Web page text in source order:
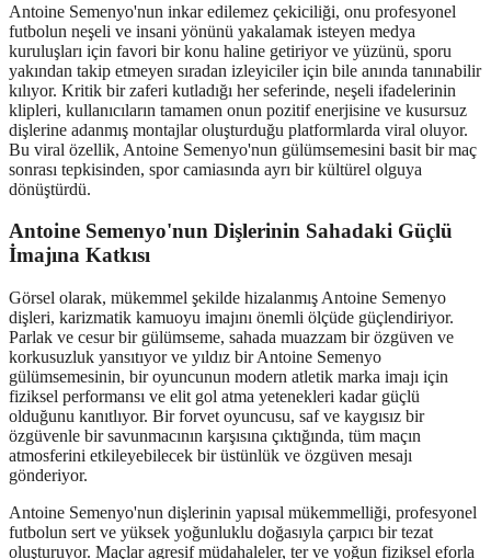
Antoine Semenyo'nun inkar edilemez çekiciliği, onu profesyonel
futbolun neşeli ve insani yönünü yakalamak isteyen medya
kuruluşları için favori bir konu haline getiriyor ve yüzünü, sporu
yakından takip etmeyen sıradan izleyiciler için bile anında tanınabilir
kılıyor. Kritik bir zaferi kutladığı her seferinde, neşeli ifadelerinin
klipleri, kullanıcıların tamamen onun pozitif enerjisine ve kusursuz
dişlerine adanmış montajlar oluşturduğu platformlarda viral oluyor.
Bu viral özellik, Antoine Semenyo'nun gülümsemesini basit bir maç
sonrası tepkisinden, spor camiasında ayrı bir kültürel olguya
dönüştürdü.
Antoine Semenyo'nun Dişlerinin Sahadaki Güçlü
İmajına Katkısı
Görsel olarak, mükemmel şekilde hizalanmış Antoine Semenyo
dişleri, karizmatik kamuoyu imajını önemli ölçüde güçlendiriyor.
Parlak ve cesur bir gülümseme, sahada muazzam bir özgüven ve
korkusuzluk yansıtıyor ve yıldız bir Antoine Semenyo
gülümsemesinin, bir oyuncunun modern atletik marka imajı için
fiziksel performansı ve elit gol atma yetenekleri kadar güçlü
olduğunu kanıtlıyor. Bir forvet oyuncusu, saf ve kaygısız bir
özgüvenle bir savunmacının karşısına çıktığında, tüm maçın
atmosferini etkileyebilecek bir üstünlük ve özgüven mesajı
gönderiyor.
Antoine Semenyo'nun dişlerinin yapısal mükemmelliği, profesyonel
futbolun sert ve yüksek yoğunluklu doğasıyla çarpıcı bir tezat
oluşturuyor. Maçlar agresif müdahaleler, ter ve yoğun fiziksel eforla